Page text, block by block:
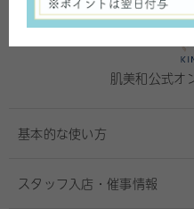
肌美和公式オ
基本的な使い方
スタッフ入店・催事情報